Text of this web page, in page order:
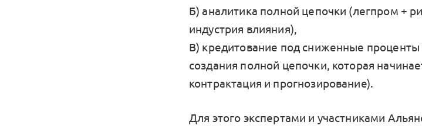
Б) аналитика полной цепочки (легпром +
индустрия влияния),
В) кредитование под сниженные проценты
создания полной цепочки, которая
контрактация и прогнозирование).
Для этого экспертами и участниками